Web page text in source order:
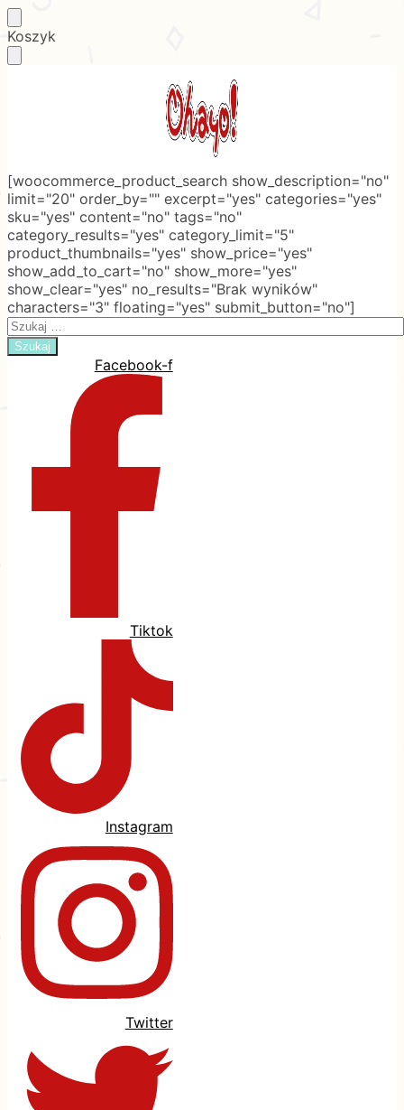
Skip
to
Skip
to
Koszyk
[woocommerce_product_search show_description="no"
limit="20" order_by="" excerpt="yes" categories="yes"
sku="yes" content="no" tags="no"
category_results="yes" category_limit="5"
product_thumbnails="yes" show_price="yes"
show_add_to_cart="no" show_more="yes"
show_clear="yes" no_results="Brak wyników"
characters="3" floating="yes" submit_button="no"]
Search
for:
Facebook-f
Tiktok
Instagram
Twitter